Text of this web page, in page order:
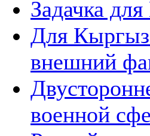
Задачка
Для
внешний
военной